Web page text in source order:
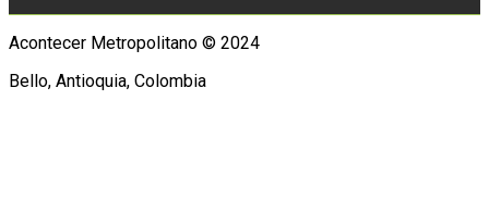
Acontecer Metropolitano © 2024
Bello, Antioquia, Colombia